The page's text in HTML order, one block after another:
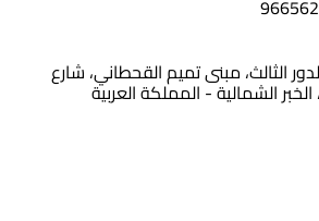
12، الدور الثالث، مبنى تميم القحطاني، شارع
الخبر الشمالية - المملكة العربية